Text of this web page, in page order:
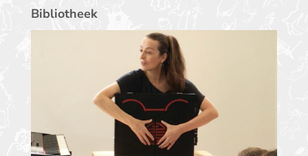
Bibliotheek